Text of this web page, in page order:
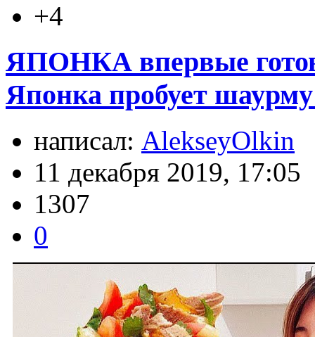
+4
ЯПОНКА впервые
Японка пробует
написал: AlekseyOlkin
11 декабря 2019, 17:05
1307
0